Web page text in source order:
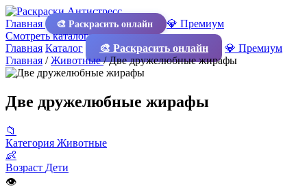
Главная 🎨 Раскрасить онлайн
💎 Премиум
Смотреть каталог
Главная Каталог 🎨 Раскрасить онлайн
💎 Премиум
Главная /Животные/Две дружелюбные жирафы
Две дружелюбные жирафы
📁
Категория Животные
👶
Возраст Дети
👁